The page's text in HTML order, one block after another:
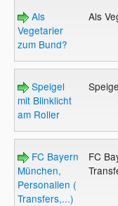
Als
Vegetarier
zum Bund?
Als
Speigel
mit Blinklicht
am Roller
FC Bayern
München,
Personalien (
Transfers,...)
FC